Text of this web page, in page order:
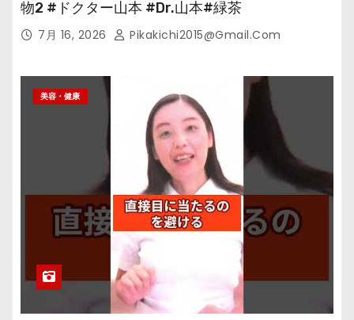
物2 #ドクター山本 #Dr.山本#緑茶
7月 16, 2026 Pikakichi2015@gmail.com
美容・健康